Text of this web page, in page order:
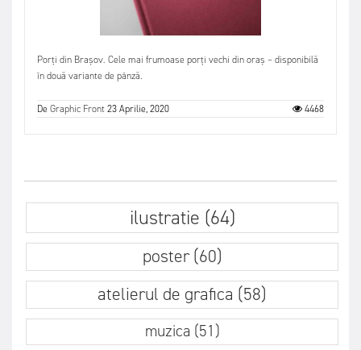
Porți din Brașov. Cele mai frumoase porți vechi din oraș – disponibilă
în două variante de pânză.
DeGraphic Front23 Aprilie, 2020 4468
ilustratie (64)
poster (60)
atelierul de grafica (58)
muzica (51)